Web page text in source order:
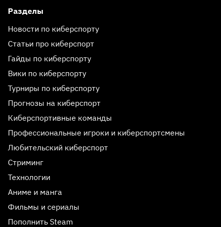
Разделы
Новости по киберспорту
Статьи про киберспорт
Гайды по киберспорту
Вики по киберспорту
Турниры по киберспорту
Прогнозы на киберспорт
Киберспортивные команды
Профессиональные игроки и киберспортсмены
Любительский киберспорт
Стриминг
Технологии
Аниме и манга
Фильмы и сериалы
Пополнить Steam